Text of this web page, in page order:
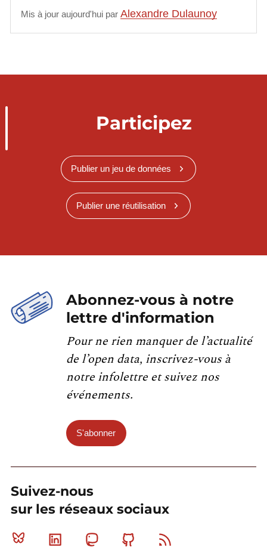
Mis à jour aujourd'hui parAlexandre Dulaunoy
Participez
Publier un jeu de données
Publier une réutilisation
Abonnez-vous à notre
lettre d'information
Pour ne rien manquer de l’actualité
de l’open data, inscrivez-vous à
notre infolettre et suivez nos
événements.
S'abonner
Suivez-nous
sur les réseaux sociaux
Bluesky Linkedin MastodonGithub